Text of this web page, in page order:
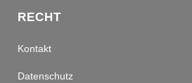
RECHT
Kontakt
Datenschutz